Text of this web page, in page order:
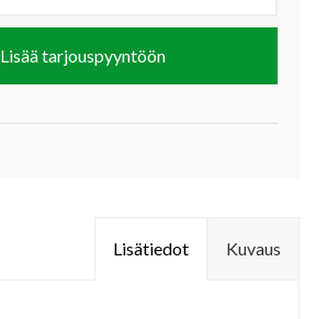
Lisää tarjouspyyntöön
Kuvaus
Lisätiedot